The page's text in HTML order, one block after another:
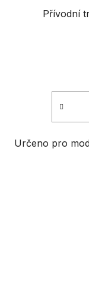
Přívodní
Určeno pro